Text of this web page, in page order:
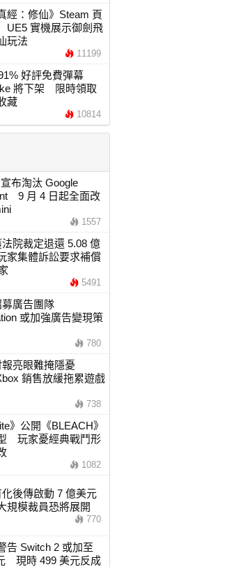
經：修仙》Steam 頁
實機展示御劍飛
玩法
11199
好評免費彈幕
將下架 限時領取
藏
10814
布淘汰 Google
9 月 4 日起全面改
1557
院裁定退還 5.08 億
集體訴訟要求補償
5491
募廣告團隊
或加強廣告變現策
780
報亮眼難掩隱憂
銷售放緩拖累遊戲
738
》公開《BLEACH》
玩家憂經典戰鬥形
1082
化後傳啟動 7 億美元
模裁員恐將展開
770
告 Switch 2 或加至
現時 499 美元反成